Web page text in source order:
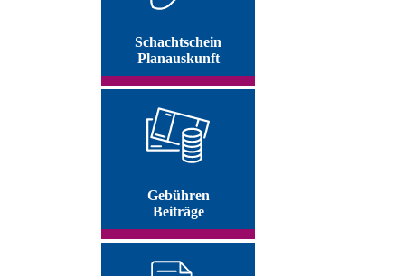
Schachtschein
Planauskunft
Gebühren
Beiträge